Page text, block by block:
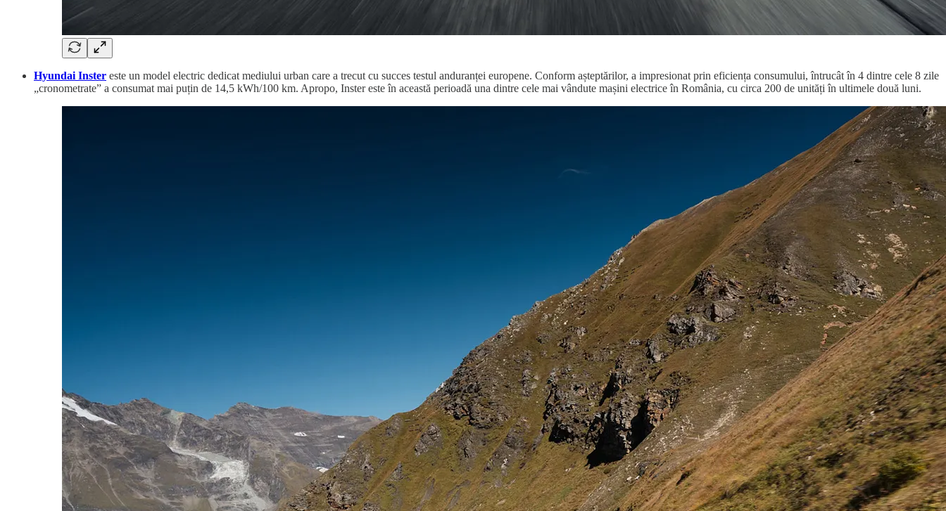
Hyundai Inster este un model electric dedicat mediului urban care a trecut cu succes testul anduranței europene. Conform așteptărilor, a impresionat prin eficiența consumului, întrucât în 4 dintre cele 8 zile
„cronometrate” a consumat mai puțin de 14,5 kWh/100 km. Apropo, Inster este în această perioadă una dintre cele mai vândute mașini electrice în România, cu circa 200 de unități în ultimele două luni.